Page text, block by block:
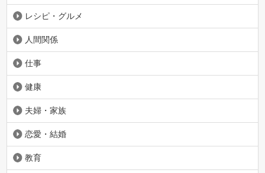
レシピ・グルメ
人間関係
仕事
健康
夫婦・家族
恋愛・結婚
教育